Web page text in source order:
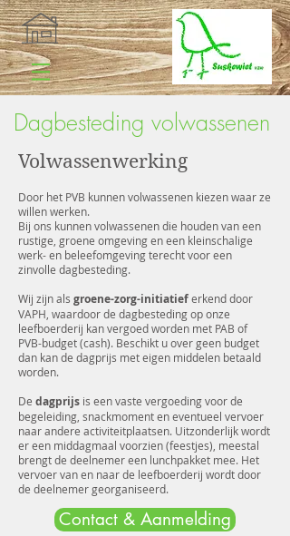
Dagbesteding volwassenen
Volwassenwerking
Door het PVB kunnen volwassenen kiezen waar ze
willen werken.
Bij ons kunnen volwassenen die houden van een
rustige, groene omgeving en een kleinschalige
werk- en beleefomgeving terecht voor een
zinvolle dagbesteding.
Wij zijn als groene-zorg-initiatieferkend door
VAPH, waardoor de dagbesteding op onze
leefboerderij kan vergoed worden met PAB of
PVB-budget (cash). Beschikt u over geen budget
dan kan de dagprijs met eigen middelen betaald
worden.
De dagprijs is een vaste vergoeding voor de
begeleiding, snackmoment en eventueel vervoer
naar andere activiteitplaatsen. Uitzonderlijk wordt
er een middagmaal voorzien (feestjes), meestal
brengt de deelnemer een lunchpakket mee. Het
vervoer van en naar de leefboerderij wordt door
de deelnemer georganiseerd.
Contact & Aanmelding